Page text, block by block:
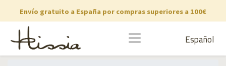
Envío gratuito a España por compras superiores a 100€
Español